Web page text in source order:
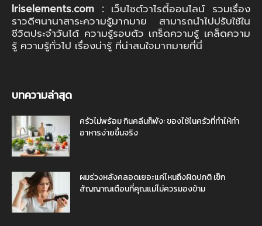
Iriselements.com : เว็บไซต์วาไรตี้ออนไลน์ รวมเรื่อง
ราวดีๆนานาสาระความรู้มากมาย สามารถนำไปปรับใช้ใน
ชีวิตประจำวันได้ ความรู้รอบตัว เกร็ดความรู้ เคล็ดความ
รู้ ความรู้ทั่วไป เรื่องน่ารู้ ที่น่าสนใจมากมายที่นี่
บทความล่าสุด
ครัวไม่พร้อม กินคลีนก็พัง: ของใช้ในครัวที่ทำให้ทำ
อาหารง่ายขึ้นจริง
ผมร่วงหลังคลอดเยอะแค่ไหนถึงผิดปกติ เช็ก
สัญญาณเตือนที่คุณแม่ไม่ควรมองข้าม